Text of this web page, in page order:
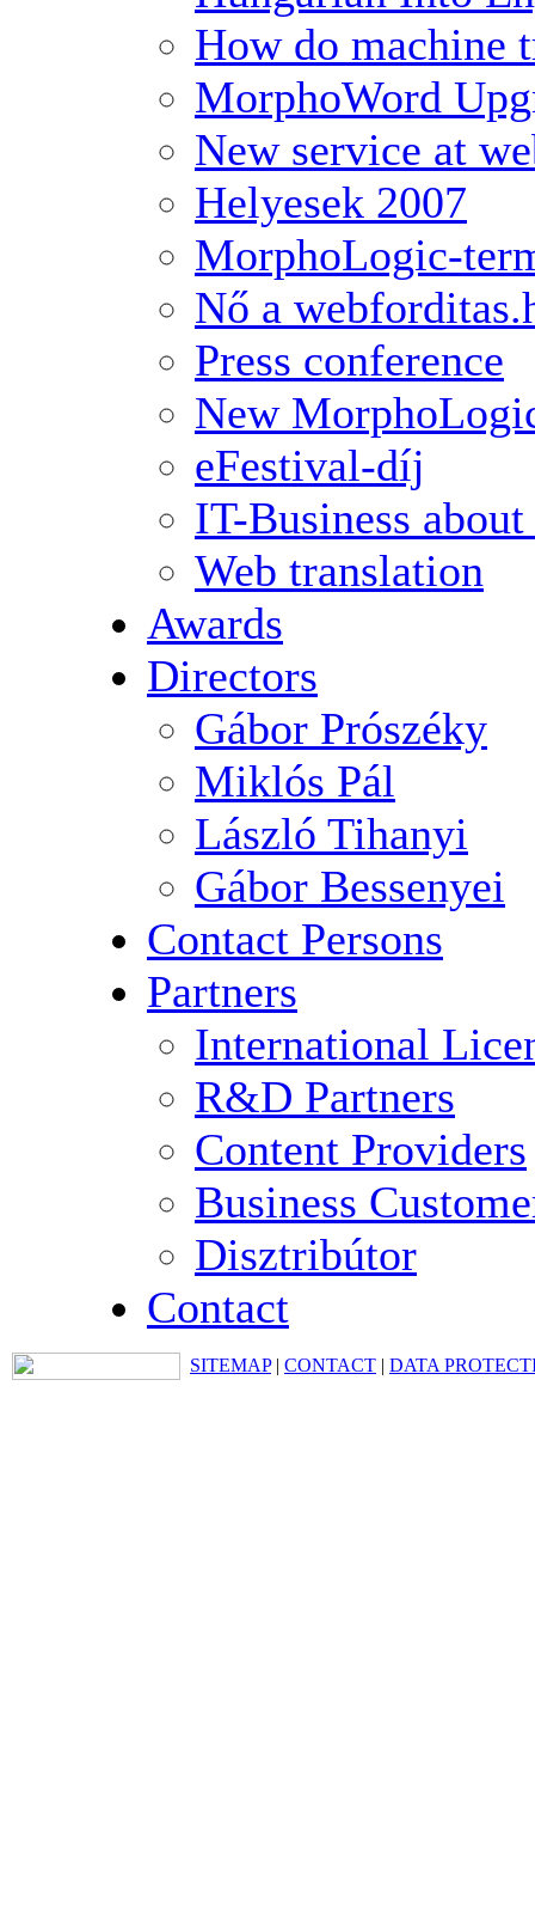
How do machine
MorphoWord
New service at
Helyesek 2007
MorphoLogic-
Nő a
Press conference
New
eFestival-díj
IT-Business
Web translation
Awards
Directors
Gábor Prószéky
Miklós Pál
László Tihanyi
Gábor Bessenyei
Contact Persons
Partners
International
R&D Partners
Content Providers
Business
Disztribútor
Contact
SITEMAP| CONTACT | DATA